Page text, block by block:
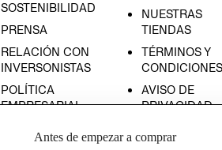
SOSTENIBILIDAD
PRENSA
RELACIÓN CON
INVERSONISTAS
POLÍTICA
EMPRESARIAL
NUESTRAS
TIENDAS
TÉRMINOS Y
CONDICIONES
AVISO DE
PRIVACIDAD
Antes de empezar a comprar